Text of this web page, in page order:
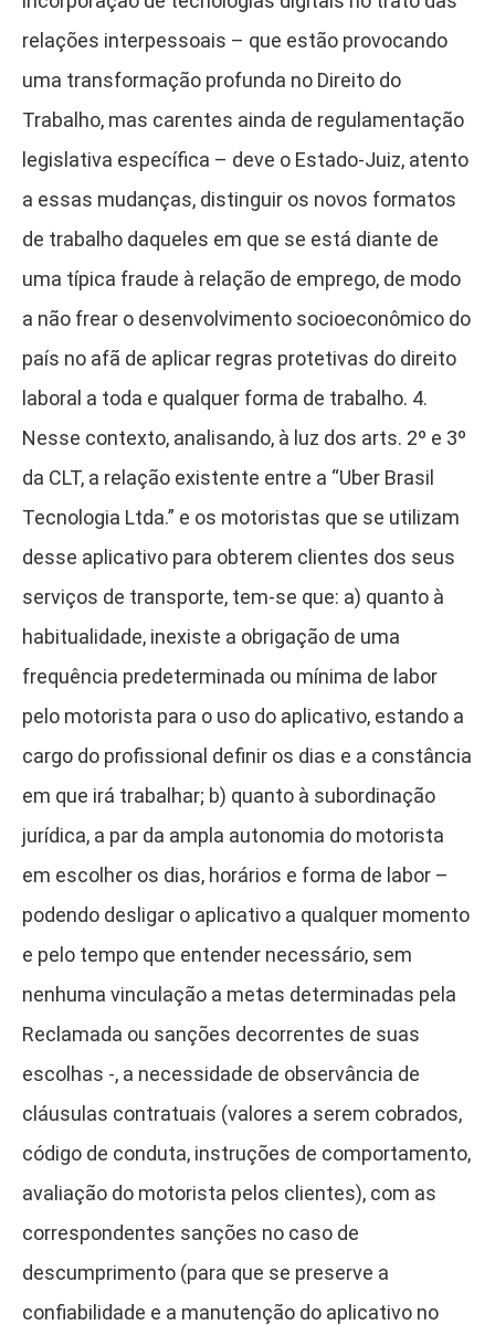
relações interpessoais – que estão provocando
uma transformação profunda no Direito do
Trabalho, mas carentes ainda de regulamentação
legislativa específica – deve o Estado-Juiz, atento
a essas mudanças, distinguir os novos formatos
de trabalho daqueles em que se está diante de
uma típica fraude à relação de emprego, de modo
a não frear o desenvolvimento socioeconômico do
país no afã de aplicar regras protetivas do direito
laboral a toda e qualquer forma de trabalho. 4.
Nesse contexto, analisando, à luz dos arts. 2º e 3º
da CLT, a relação existente entre a “Uber Brasil
Tecnologia Ltda.” e os motoristas que se utilizam
desse aplicativo para obterem clientes dos seus
serviços de transporte, tem-se que: a) quanto à
habitualidade, inexiste a obrigação de uma
frequência predeterminada ou mínima de labor
pelo motorista para o uso do aplicativo, estando a
cargo do profissional definir os dias e a constância
em que irá trabalhar; b) quanto à subordinação
jurídica, a par da ampla autonomia do motorista
em escolher os dias, horários e forma de labor –
podendo desligar o aplicativo a qualquer momento
e pelo tempo que entender necessário, sem
nenhuma vinculação a metas determinadas pela
Reclamada ou sanções decorrentes de suas
escolhas -, a necessidade de observância de
cláusulas contratuais (valores a serem cobrados,
código de conduta, instruções de comportamento,
avaliação do motorista pelos clientes), com as
correspondentes sanções no caso de
descumprimento (para que se preserve a
confiabilidade e a manutenção do aplicativo no